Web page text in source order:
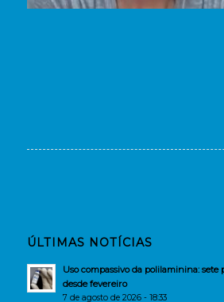
ÚLTIMAS NOTÍCIAS
Uso compassivo da polilaminina:
desde fevereiro
7 de agosto de 2026 - 18:33